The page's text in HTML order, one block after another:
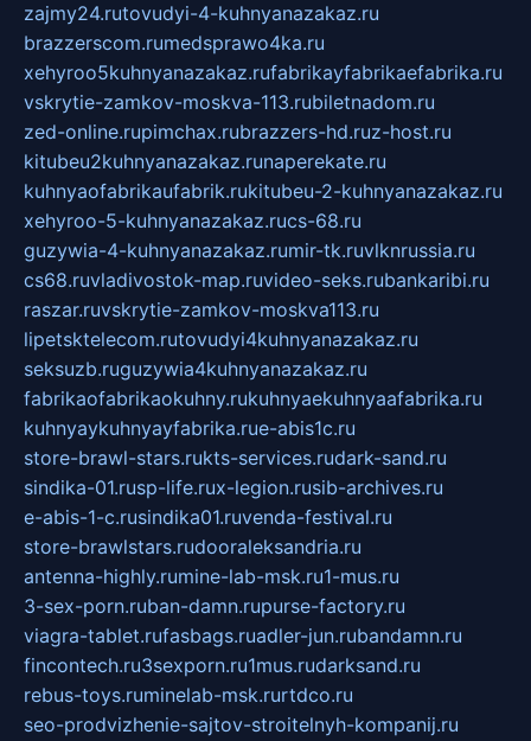
zajmy24.rutovudyi-4-kuhnyanazakaz.ru
brazzerscom.rumedsprawo4ka.ru
xehyroo5kuhnyanazakaz.rufabrikayfabrikaefabrika.ru
vskrytie-zamkov-moskva-113.rubiletnadom.ru
zed-online.rupimchax.rubrazzers-hd.ruz-host.ru
kitubeu2kuhnyanazakaz.runaperekate.ru
kuhnyaofabrikaufabrik.rukitubeu-2-kuhnyanazakaz.ru
xehyroo-5-kuhnyanazakaz.rucs-68.ru
guzywia-4-kuhnyanazakaz.rumir-tk.ruvlknrussia.ru
cs68.ruvladivostok-map.ruvideo-seks.rubankaribi.ru
raszar.ruvskrytie-zamkov-moskva113.ru
lipetsktelecom.rutovudyi4kuhnyanazakaz.ru
seksuzb.ruguzywia4kuhnyanazakaz.ru
fabrikaofabrikaokuhny.rukuhnyaekuhnyaafabrika.ru
kuhnyaykuhnyayfabrika.rue-abis1c.ru
store-brawl-stars.rukts-services.rudark-sand.ru
sindika-01.rusp-life.rux-legion.rusib-archives.ru
e-abis-1-c.rusindika01.ruvenda-festival.ru
store-brawlstars.rudooraleksandria.ru
antenna-highly.rumine-lab-msk.ru1-mus.ru
3-sex-porn.ruban-damn.rupurse-factory.ru
viagra-tablet.rufasbags.ruadler-jun.rubandamn.ru
fincontech.ru3sexporn.ru1mus.rudarksand.ru
rebus-toys.ruminelab-msk.rurtdco.ru
seo-prodvizhenie-sajtov-stroitelnyh-kompanij.ru